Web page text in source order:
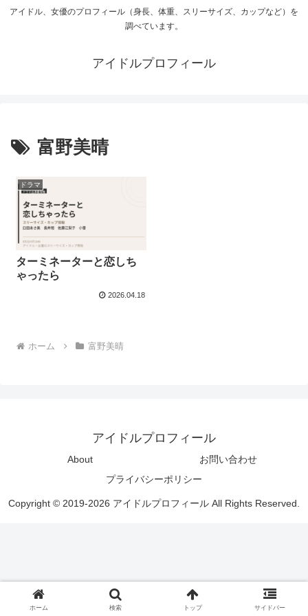
アイドル、女優のプロフィール（身長、体重、スリーサイズ、カップなど）を
調べています。
アイドルプロフィール
富野美晴
ドラマ
ターミネーターと恋しち
ゃったら
2026.04.18
ホーム 富野美晴
アイドルプロフィール
About
お問い合わせ
プライバシーポリシー
Copyright © 2019-2026 アイドルプロフィール All Rights Reserved.
ホーム 検索 トップ サイドバー